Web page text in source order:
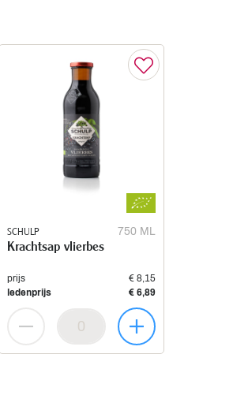
SCHULP 750 ML
Krachtsap vlierbes
prijs
€ 8,15
ledenprijs
€ 6,89